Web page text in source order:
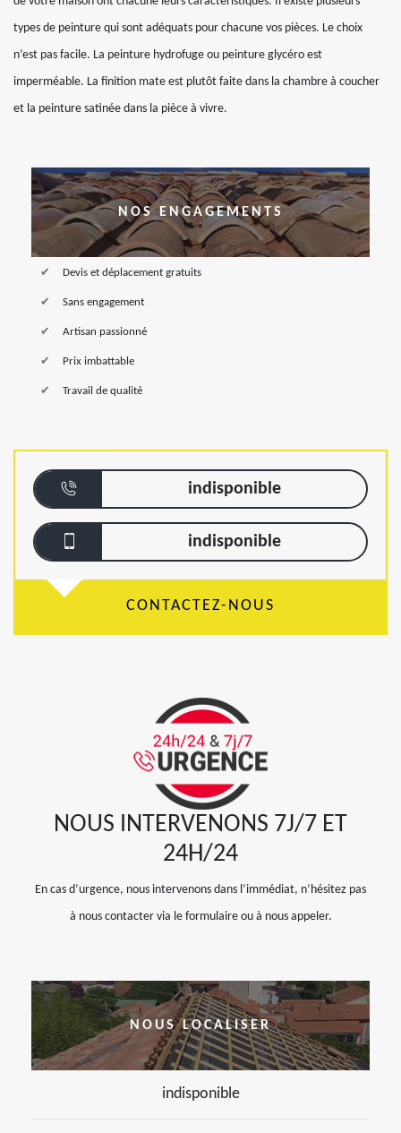
types de peinture qui sont adéquats pour chacune vos pièces. Le choix
n’est pas facile. La peinture hydrofuge ou peinture glycéro est
imperméable. La finition mate est plutôt faite dans la chambre à coucher
et la peinture satinée dans la pièce à vivre.
NOS ENGAGEMENTS
Devis et déplacement gratuits
Sans engagement
Artisan passionné
Prix imbattable
Travail de qualité
indisponible
indisponible
CONTACTEZ-NOUS
NOUS INTERVENONS 7J/7 ET
24H/24
En cas d’urgence, nous intervenons dans l’immédiat, n’hésitez pas
à nous contacter via le formulaire ou à nous appeler.
NOUS LOCALISER
indisponible